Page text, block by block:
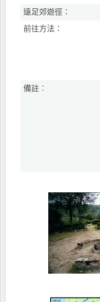
遠足郊遊徑：
前往方法：
備註︰